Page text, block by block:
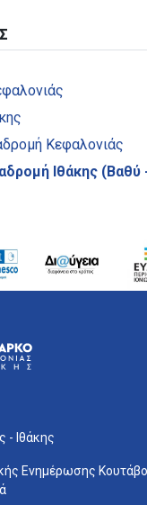
Κεφαλονιάς
Ιθάκης (Βαθύ
- Ιθάκης
Ενημέρωσης